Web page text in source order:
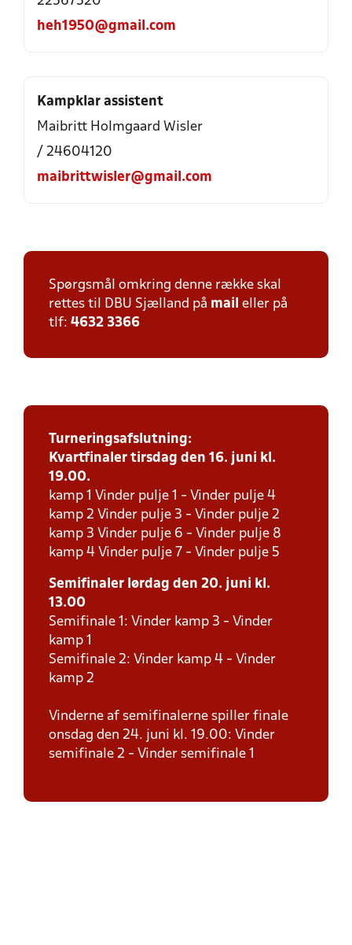
heh1950@gmail.com
Kampklar assistent
Maibritt Holmgaard Wisler
/ 24604120
maibrittwisler@gmail.com
Spørgsmål omkring denne række skal
rettes til DBU Sjælland på mail eller på
tlf: 4632 3366
Turneringsafslutning:
Kvartfinaler tirsdag den 16. juni kl.
19.00.
kamp 1 Vinder pulje 1 - Vinder pulje 4
kamp 2 Vinder pulje 3 - Vinder pulje 2
kamp 3 Vinder pulje 6 - Vinder pulje 8
kamp 4 Vinder pulje 7 - Vinder pulje 5
Semifinaler lørdag den 20. juni kl.
13.00
Semifinale 1: Vinder kamp 3 - Vinder
kamp 1
Semifinale 2: Vinder kamp 4 - Vinder
kamp 2
Vinderne af semifinalerne spiller finale
onsdag den 24. juni kl. 19.00: Vinder
semifinale 2 - Vinder semifinale 1